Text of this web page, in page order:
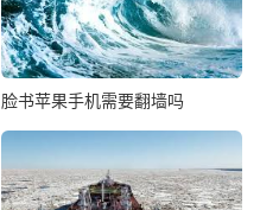
脸书苹果手机需要翻墙吗